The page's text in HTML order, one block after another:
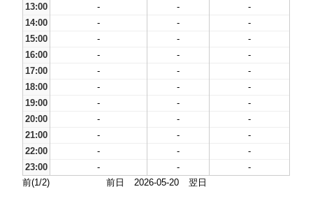
13:00
- -
-
14:00
- -
-
15:00
- -
-
16:00
- -
-
17:00
- -
-
18:00
- -
-
19:00
- -
-
20:00
- -
-
21:00
- -
-
22:00
- -
-
23:00
- -
-
前(1/2)
前日 2026-05-20 翌日